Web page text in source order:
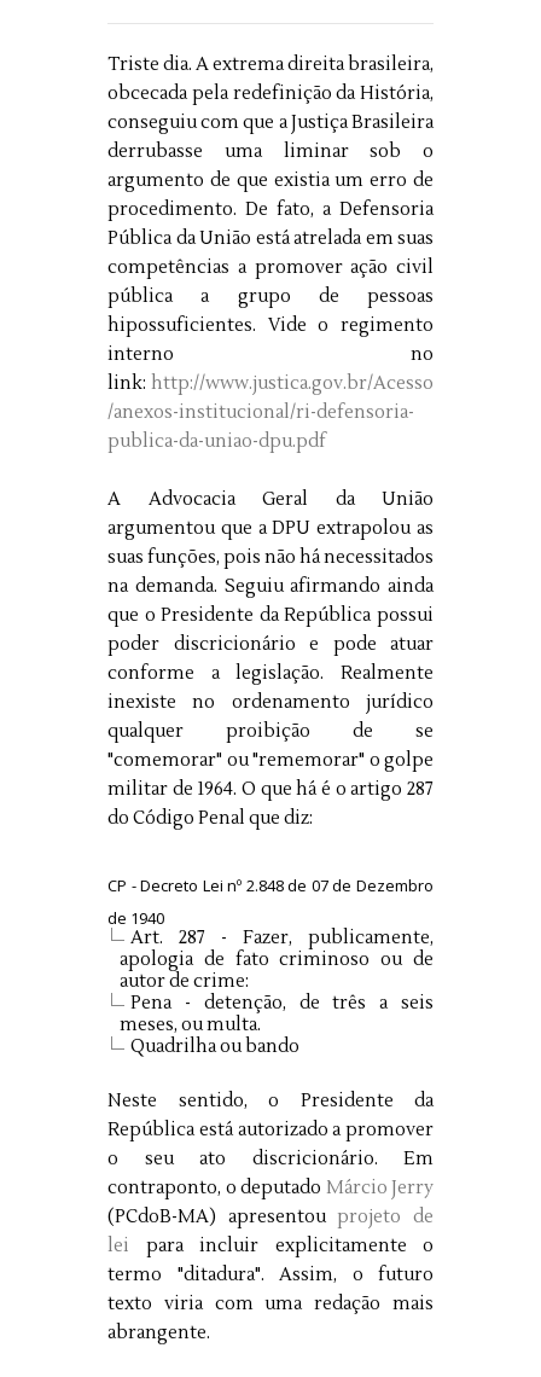
Triste dia. A extrema direita brasileira,
obcecada pela redefinição da História,
conseguiu com que a Justiça Brasileira
derrubasse uma liminar sob o
argumento de que existia um erro de
procedimento. De fato, a Defensoria
Pública da União está atrelada em suas
competências a promover ação civil
pública a grupo de pessoas
hipossuficientes. Vide o regimento
interno no
link: http://www.justica.gov.br/Acesso
/anexos-institucional/ri-defensoria-
publica-da-uniao-dpu.pdf
A Advocacia Geral da União
argumentou que a DPU extrapolou as
suas funções, pois não há necessitados
na demanda. Seguiu afirmando ainda
que o Presidente da República possui
poder discricionário e pode atuar
conforme a legislação. Realmente
inexiste no ordenamento jurídico
qualquer proibição de se
"comemorar" ou "rememorar" o golpe
militar de 1964. O que há é o artigo 287
do Código Penal que diz:
CP - Decreto Lei nº 2.848 de 07 de Dezembro
de 1940
Art. 287 - Fazer, publicamente,
apologia de fato criminoso ou de
autor de crime:
Pena - detenção, de três a seis
meses, ou multa.
Quadrilha ou bando
Neste sentido, o Presidente da
República está autorizado a promover
o seu ato discricionário. Em
contraponto, o deputado Márcio Jerry
(PCdoB-MA) apresentou projeto de
lei para incluir explicitamente o
termo "ditadura". Assim, o futuro
texto viria com uma redação mais
abrangente.